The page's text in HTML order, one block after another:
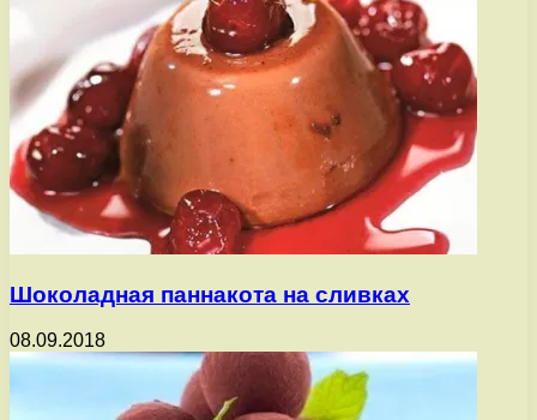
Шоколадная паннакота на сливках
08.09.2018